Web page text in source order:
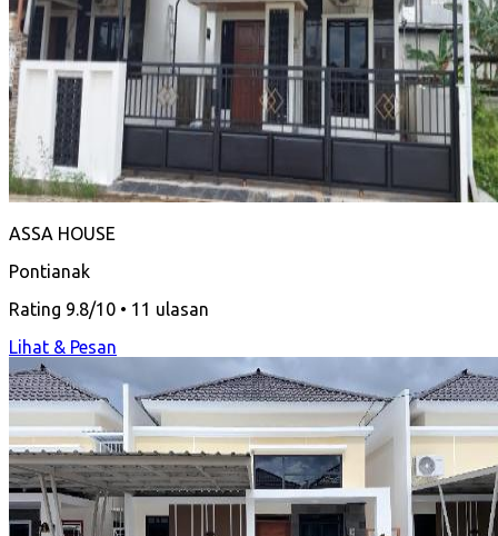
ASSA HOUSE
Pontianak
Rating 9.8/10 • 11 ulasan
Lihat & Pesan